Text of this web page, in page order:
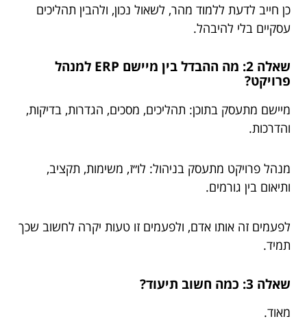
כן חייב לדעת ללמוד מהר, לשאול נכון, ולהבין תהליכים
עסקיים בלי להיבהל.
שאלה 2: מה ההבדל בין מיישם ERP למנהל
פרויקט?
מיישם מתעסק בתוכן: תהליכים, מסכים, הגדרות, בדיקות,
והדרכות.
מנהל פרויקט מתעסק בניהול: לו״ז, משימות, תקציב,
ותיאום בין גורמים.
לפעמים זה אותו אדם, ולפעמים זו טעות יקרה לחשוב שכך
תמיד.
שאלה 3: כמה חשוב תיעוד?
מאוד.